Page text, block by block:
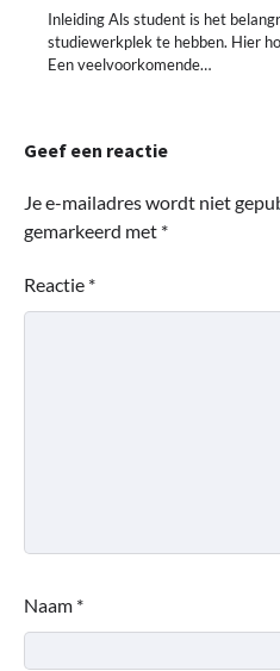
Inleiding Als student is het
studiewerkplek te hebben. Hier
Een veelvoorkomende…
Geef een reactie
Je e-mailadres wordt niet
gemarkeerd met *
Reactie *
Naam *